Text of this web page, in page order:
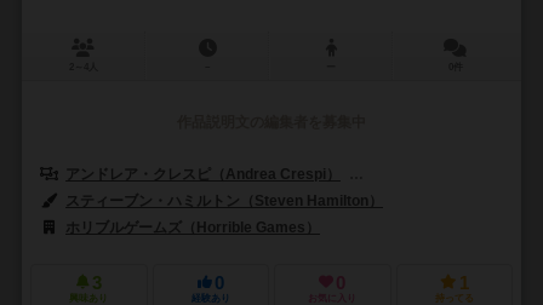
アンドレア・クレスピ（Andrea Crespi）
スティーブン・ハミルトン（Steven Hamilton）
ホリブルゲームズ（Horrible Games）
3
興味あり
0
経験あり
0
お気に入り
1
持ってる